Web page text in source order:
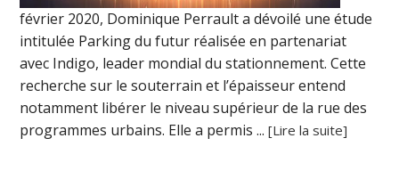
février 2020, Dominique Perrault a dévoilé une étude
intitulée Parking du futur réalisée en partenariat
avec Indigo, leader mondial du stationnement. Cette
recherche sur le souterrain et l’épaisseur entend
notamment libérer le niveau supérieur de la rue des
programmes urbains. Elle a permis ...[Lire la suite]